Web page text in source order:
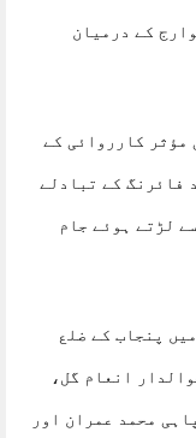
کے درمیان
مؤثر کارروائی کے
شدید فائرنگ کے تبادلے
سے لڑتے ہوئے جام
پنجاب کے ضلع
رکھنے والے 37 سالہ حوالدار انعام گل،
رکھنے والے 29 سالہ سپاہی محمد عمران اور